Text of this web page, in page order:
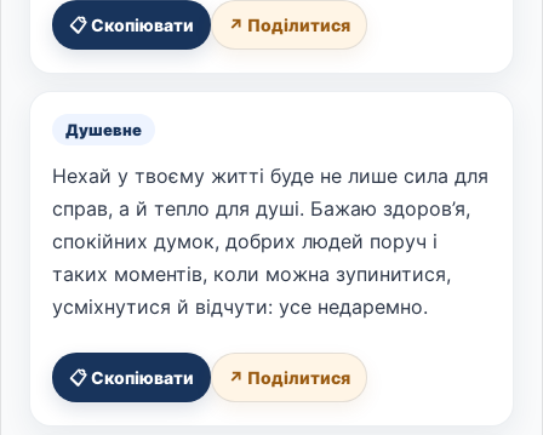
📋 Скопіювати ↗ Поділитися
Душевне
Нехай у твоєму житті буде не лише сила для
справ, а й тепло для душі. Бажаю здоров’я,
спокійних думок, добрих людей поруч і
таких моментів, коли можна зупинитися,
усміхнутися й відчути: усе недаремно.
📋 Скопіювати ↗ Поділитися